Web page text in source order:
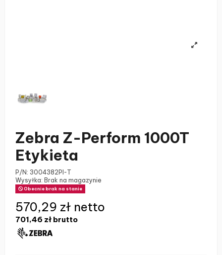
Zebra Z-Perform 1000T
Etykieta
P/N: 3004382PI-T
Wysyłka: Brak na magazynie
Obecnie brak na stanie
701,46 zł brutto
570,29 zł netto